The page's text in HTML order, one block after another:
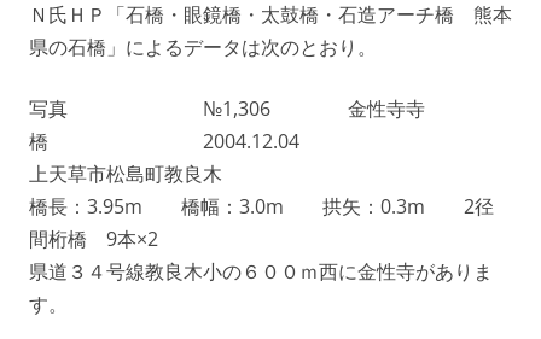
Ｎ氏ＨＰ「石橋・眼鏡橋・太鼓橋・石造アーチ橋 熊本
県の石橋」によるデータは次のとおり。
写真 №1,306 金性寺寺
橋 2004.12.04
上天草市松島町教良木
橋長：3.95m 橋幅：3.0m 拱矢：0.3m 2径
間桁橋 9本×2
県道３４号線教良木小の６００ｍ西に金性寺がありま
す。